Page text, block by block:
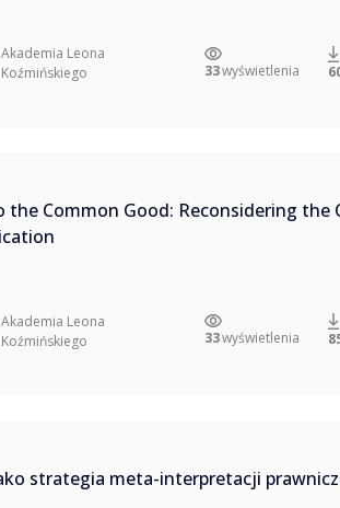
Akademia Leona
Koźmińskiego
33wyświetlenia
the Common Good: Reconsidering the
Akademia Leona
Koźmińskiego
33wyświetlenia
strategia meta-interpretacji